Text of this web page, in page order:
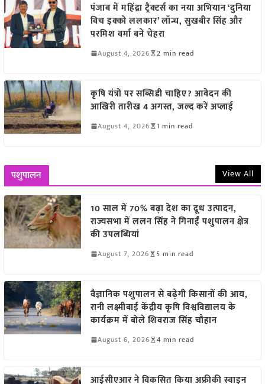
पंजाब में महिंद्रा ट्रैक्टर्स का नया अभियान ‘दुनिया
विच इक्को ललकार’ लॉन्च, सुखबीर सिंह और
परमिश वर्मा बने चेहरा
August 4, 2026 2 min read
कृषि यंत्रों पर सब्सिडी चाहिए? आवेदन की
आखिरी तारीख 4 अगस्त, जल्द करें अप्लाई
August 4, 2026 1 min read
पशुपालन View All
10 साल में 70% बढ़ा देश का दूध उत्पादन,
राज्यसभा में ललन सिंह ने गिनाईं पशुपालन क्षेत्र
की उपलब्धियां
August 7, 2026 5 min read
वैज्ञानिक पशुपालन से बढ़ेगी किसानों की आय,
रानी लक्ष्मीबाई केंद्रीय कृषि विश्वविद्यालय के
कार्यक्रम में बोले शिवराज सिंह चौहान
August 6, 2026 4 min read
आईसीएआर ने विकसित किया अफ्रीकी स्वाइन